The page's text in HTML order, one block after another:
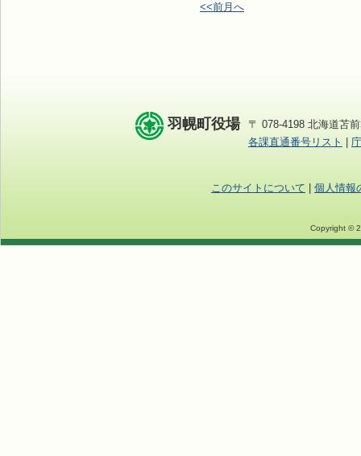
<<前月へ
羽幌町役場
〒 078-4198 北海道苫
各課直通番号リスト
このサイトについて 個人情報
Copyright ©